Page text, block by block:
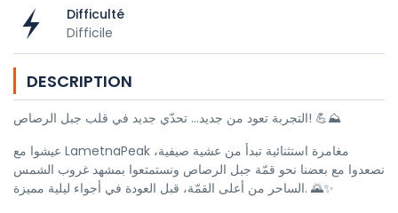
Difficulté
Difficile
DESCRIPTION
التجربة تعود من جديد… تحدّي جديد في قلب جبل الرصاص! 💪⛰️
عيشوا مع LametnaPeak مغامرة استثنائية تبدأ من عشية صيفية،
نصعدوا مع بعضنا نحو قمّة جبل الرصاص ونستمتعوا بمشهد غروب الشمس
الساحر من أعلى القمّة، قبل العودة في أجواء ليلية مميزة. 🌄✨